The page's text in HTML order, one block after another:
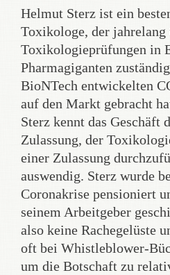
Helmut Sterz ist ein
Toxikologe, der
Toxikologieprüfungen in
Pharmagiganten
BioNTech entwickelten
auf den Markt gebracht
Sterz kennt das Geschäft
Zulassung, der
einer Zulassung
auswendig. Sterz wurde
Coronakrise pensioniert
seinem Arbeitgeber
also keine Rachegelüste
oft bei Whistleblower-
um die Botschaft zu